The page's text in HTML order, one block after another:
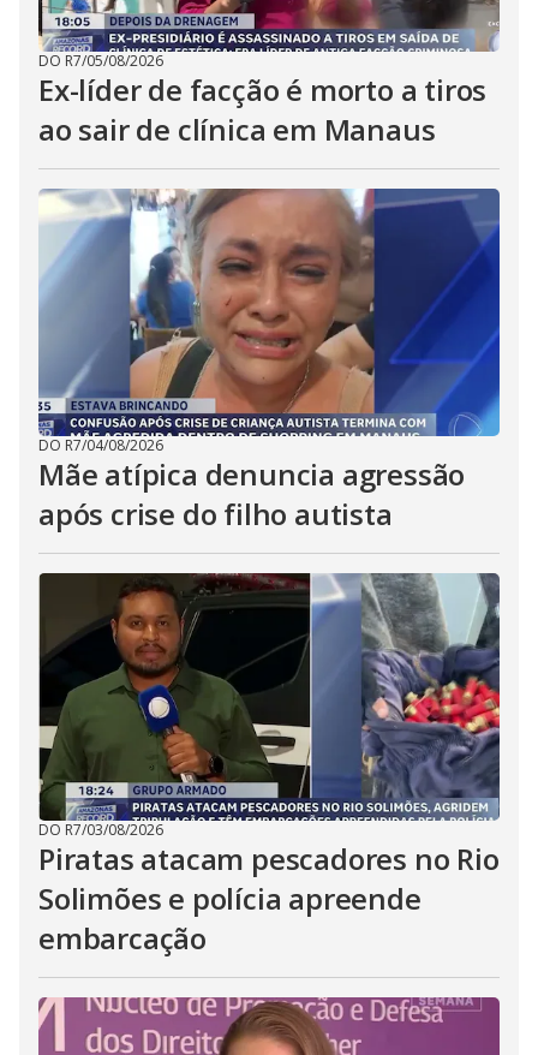
DO R7/05/08/2026
Ex-líder de facção é morto a tiros
ao sair de clínica em Manaus
DO R7/04/08/2026
Mãe atípica denuncia agressão
após crise do filho autista
DO R7/03/08/2026
Piratas atacam pescadores no Rio
Solimões e polícia apreende
embarcação